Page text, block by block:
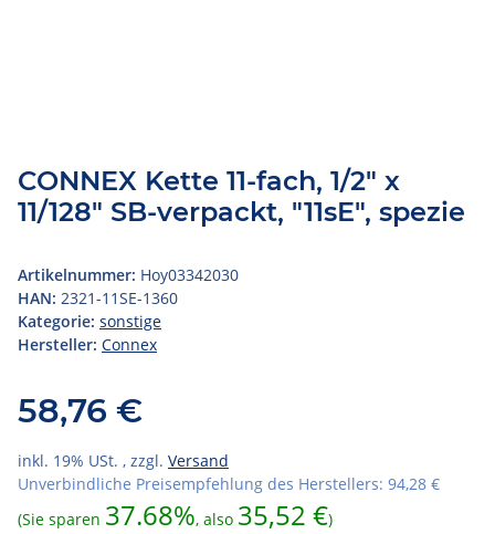
CONNEX Kette 11-fach, 1/2" x
11/128" SB-verpackt, "11sE", spezie
Artikelnummer: Hoy03342030
HAN: 2321-11SE-1360
Kategorie: sonstige
Hersteller: Connex
58,76 €
inkl. 19% USt. , zzgl. Versand
Unverbindliche Preisempfehlung des Herstellers: 94,28 €
(Sie sparen 37.68%, also 35,52 €)